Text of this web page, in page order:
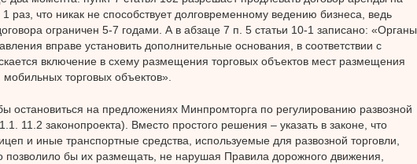
1 раз, что никак не способствует долговременному ведению бизнеса, ведь
ограничен 5-7 годами. А в абзаце 7 п. 5 статьи 10-1 записано: «Органы
вправе установить дополнительные основания, в соответствии с
включение в схему размещения торговых объектов мест размещения
торговых объектов».
остановиться на предложениях Минпромторга по регулированию развозной
11.2 законопроекта). Вместо простого решения – указать в законе, что
и иные транспортные средства, используемые для развозной торговли,
позволило бы их размещать, не нарушая Правила дорожного движения,